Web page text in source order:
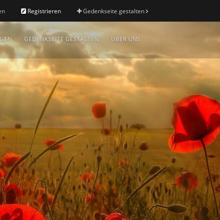
Registrieren Gedenkseite gestalten
GEDENKSEITE GESTALTEN ÜBER UNS